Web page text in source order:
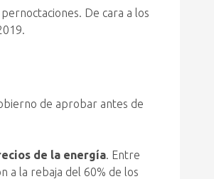
De cara a los
de aprobar antes de
de la energía. Entre
a la rebaja del 60% de los